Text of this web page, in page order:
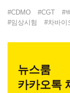
#CDMO #CGT #
#임상시험 #차바이
뉴스룸
카카오톡